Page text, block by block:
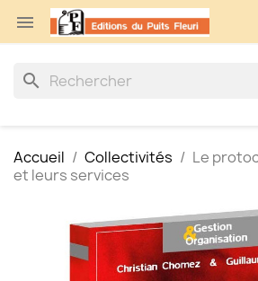

search
Accueil Collectivités
Le
et leurs services